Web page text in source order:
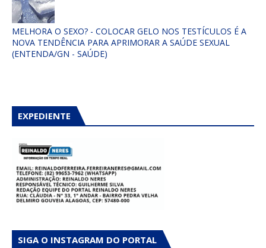
MELHORA O SEXO? - COLOCAR GELO NOS TESTÍCULOS É A
NOVA TENDÊNCIA PARA APRIMORAR A SAÚDE SEXUAL
(ENTENDA/GN - SAÚDE)
EXPEDIENTE
SIGA O INSTAGRAM DO PORTAL